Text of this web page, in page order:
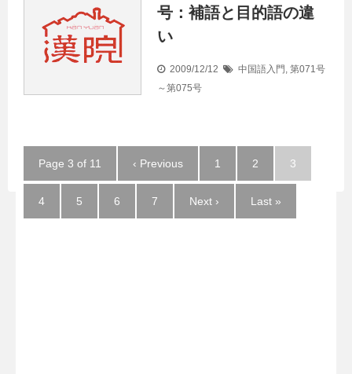
号：補語と目的語の違
い
2009/12/12 中国語入門 , 第071号
～第075号
Page 3 of 11 ‹ Previous 1 2 3
4 5 6 7 Next › Last »